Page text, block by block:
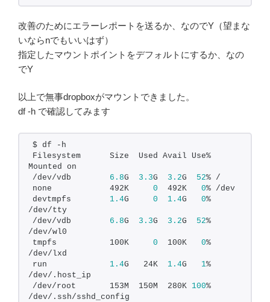
改善のためにエラーレポートを送るか、なのでY（望まな
いならnでもいいはず）
指定したマウントポイントをデフォルトにするか、なの
でY
以上で無事dropboxがマウントできました。
df -h で確認してみます
$ df -h
Filesystem      Size  Used Avail Use%
Mounted on
/dev/vdb 6.8G 3.3G 3.2G 52% /
none            492K 0
  492K
0% /dev
devtmpfs 1.4G 0 1.4G 0%
/dev/tty
/dev/vdb 6.8G 3.3G 3.2G 52%
/dev/wl0
tmpfs           100K 0
  100K
0%
/dev/lxd
run 1.4G   24K 1.4G 1%
/dev/.host_ip
/dev/root       153M  150M  280K 100%
/dev/.ssh/sshd_config